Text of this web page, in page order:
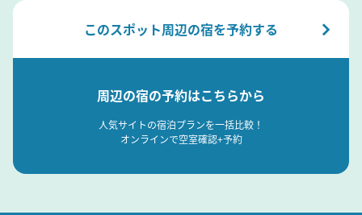
このスポット周辺の宿を予約する
周辺の宿の予約はこちらから
人気サイトの宿泊プランを一括比較！
オンラインで空室確認+予約